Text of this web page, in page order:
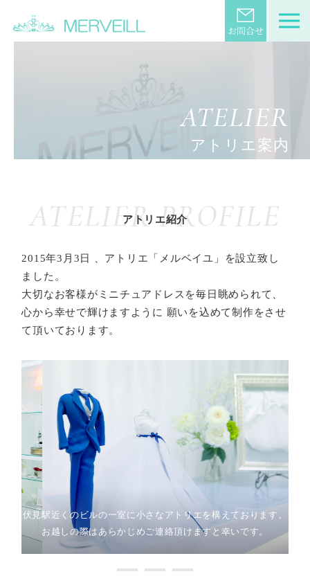
ATELIER
アトリエ案内
ATELIER PROFILE
アトリエ紹介
2015年3月3日 、アトリエ「メルベイユ」を設立致し
ました。
大切なお客様がミニチュアドレスを毎日眺められて、
心から幸せで輝けますように 願いを込めて制作をさせ
て頂いております。
伏見駅近くのビルの一室に小さなアトリエを構えております。
お越しの際はあらかじめご連絡頂けますと幸いです。